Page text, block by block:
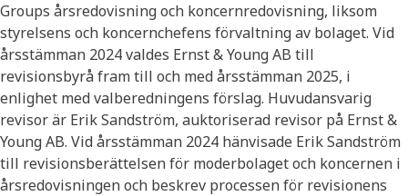
Groups årsredovisning och koncernredovisning, liksom
styrelsens och koncernchefens förvaltning av bolaget. Vid
årsstämman 2024 valdes Ernst & Young AB till
revisionsbyrå fram till och med årsstämman 2025, i
enlighet med valberedningens förslag. Huvudansvarig
revisor är Erik Sandström, auktoriserad revisor på Ernst &
Young AB. Vid årsstämman 2024 hänvisade Erik Sandström
till revisionsberättelsen för moderbolaget och koncernen i
årsredovisningen och beskrev processen för revisionens